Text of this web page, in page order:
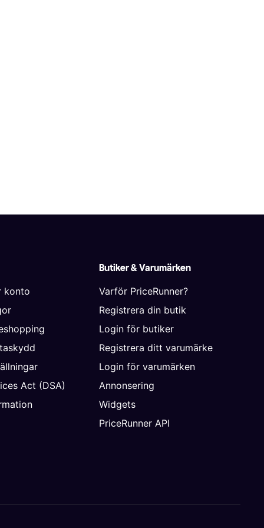
konto
Act (DSA)
Butiker & Varumärken
Varför PriceRunner?
Registrera din butik
Login för butiker
Registrera ditt varumärke
Login för varumärken
Annonsering
Widgets
PriceRunner API